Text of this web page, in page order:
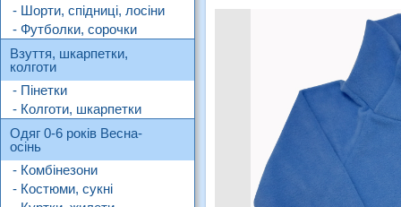
- Шорти, спідниці, лосіни
- Футболки, сорочки
Взуття, шкарпетки,
колготи
- Пінетки
- Колготи, шкарпетки
Одяг 0-6 років Весна-
осінь
- Комбінезони
- Костюми, сукні